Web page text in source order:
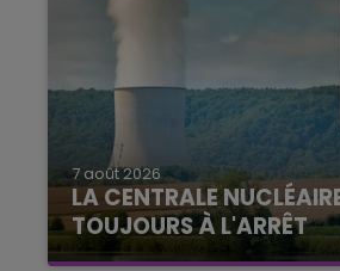
7 août 2026
LA CENTRALE
TOUJOURS À L'ARRÊT
Cela fait déjà une semaine
16h00 - 20h00
LE WEEK-